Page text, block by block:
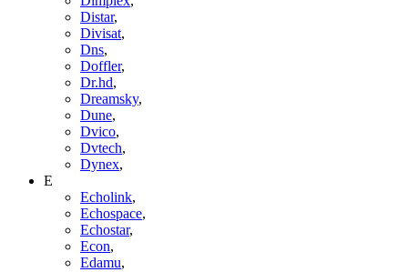
Distar,
Divisat,
Dns,
Doffler,
Dr.hd,
Dreamsky,
Dune,
Dvico,
Dvtech,
Dynex,
E
Echolink,
Echospace,
Echostar,
Econ,
Edamu,